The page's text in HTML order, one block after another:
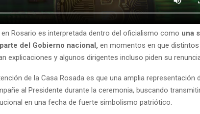
Rosario es interpretada dentro del oficialismo como una
del Gobierno nacional, en momentos en que
explicaciones y algunos dirigentes incluso piden su
de la Casa Rosada es que una amplia representación
al Presidente durante la ceremonia, buscando
en una fecha de fuerte simbolismo patriótico.